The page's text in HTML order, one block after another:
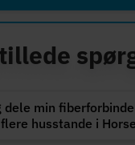
dele min
husstande i